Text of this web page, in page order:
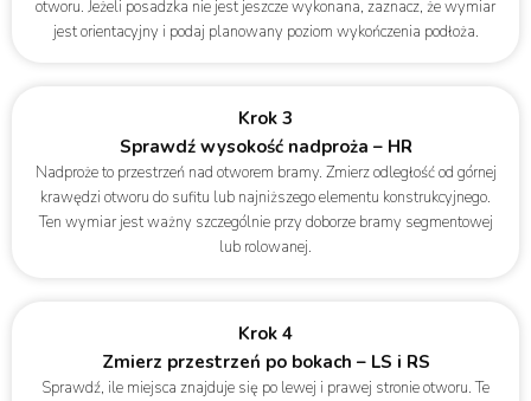
otworu. Jeżeli posadzka nie jest jeszcze wykonana, zaznacz, że wymiar
jest orientacyjny i podaj planowany poziom wykończenia podłoża.
Krok 3
Sprawdź wysokość nadproża – HR
Nadproże to przestrzeń nad otworem bramy. Zmierz odległość od górnej
krawędzi otworu do sufitu lub najniższego elementu konstrukcyjnego.
Ten wymiar jest ważny szczególnie przy doborze bramy segmentowej
lub rolowanej.
Krok 4
Zmierz przestrzeń po bokach – LS i RS
Sprawdź, ile miejsca znajduje się po lewej i prawej stronie otworu. Te